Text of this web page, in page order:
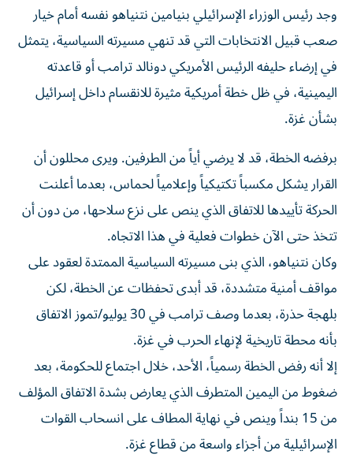
وجد رئيس الوزراء الإسرائيلي بنيامين نتنياهو نفسه أمام خيار
صعب قبيل الانتخابات التي قد تنهي مسيرته السياسية، يتمثل
في إرضاء حليفه الرئيس الأمريكي دونالد ترامب أو قاعدته
اليمينية، في ظل خطة أمريكية مثيرة للانقسام داخل إسرائيل
بشأن غزة.
برفضه الخطة، قد لا يرضي أياً من الطرفين. ويرى محللون أن
القرار يشكل مكسباً تكتيكياً وإعلامياً لحماس، بعدما أعلنت
الحركة تأييدها للاتفاق الذي ينص على نزع سلاحها، من دون أن
تتخذ حتى الآن خطوات فعلية في هذا الاتجاه.
وكان نتنياهو، الذي بنى مسيرته السياسية الممتدة لعقود على
مواقف أمنية متشددة، قد أبدى تحفظات عن الخطة، لكن
بلهجة حذرة، بعدما وصف ترامب في 30 يوليو/تموز الاتفاق
بأنه محطة تاريخية لإنهاء الحرب في غزة.
إلا أنه رفض الخطة رسمياً، الأحد، خلال اجتماع للحكومة، بعد
ضغوط من اليمين المتطرف الذي يعارض بشدة الاتفاق المؤلف
من 15 بنداً وينص في نهاية المطاف على انسحاب القوات
الإسرائيلية من أجزاء واسعة من قطاع غزة.